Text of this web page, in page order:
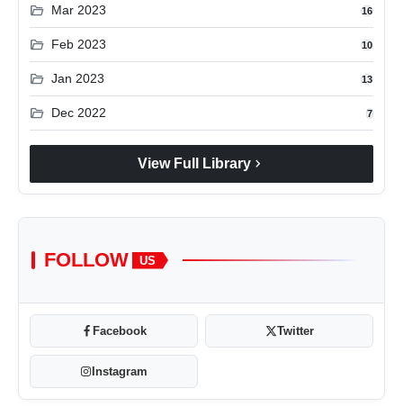
बिज़नेस
folder_open Mar 2023 16
folder_open Feb 2023 10
folder_open Jan 2023 13
folder_open Dec 2022 7
View Full Library chevron_right
FOLLOW US
Facebook Twitter
Instagram